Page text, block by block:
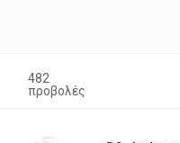
482
προβολές